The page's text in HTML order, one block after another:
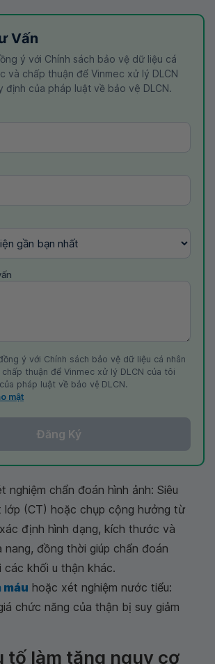
Vấn
ý với Chính sách bảo vệ dữ liệu cá
và chấp thuận để Vinmec xử lý DLCN
định của pháp luật về bảo vệ DLCN.
ý với Chính sách bảo vệ dữ liệu cá nhân
thuận để Vinmec xử lý DLCN của tôi
pháp luật về bảo vệ DLCN.
mật
Đăng Ký
nghiệm chẩn đoán hình ảnh: Siêu
lớp (CT) hoặc chụp cộng hưởng từ
định hình dạng, kích thước và
nang, đồng thời giúp chẩn đoán
các khối u thận khác.
máu hoặc xét nghiệm nước tiểu:
chức năng của thận bị suy giảm
tố làm tăng nguy cơ